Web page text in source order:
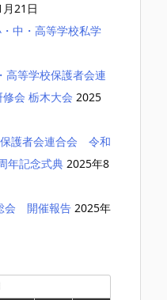
21日
中・高等学校私学
高等学校保護者会連
会 栃木大会 2025
保護者会連合会 令和
年記念式典 2025年8
会 開催報告 2025年